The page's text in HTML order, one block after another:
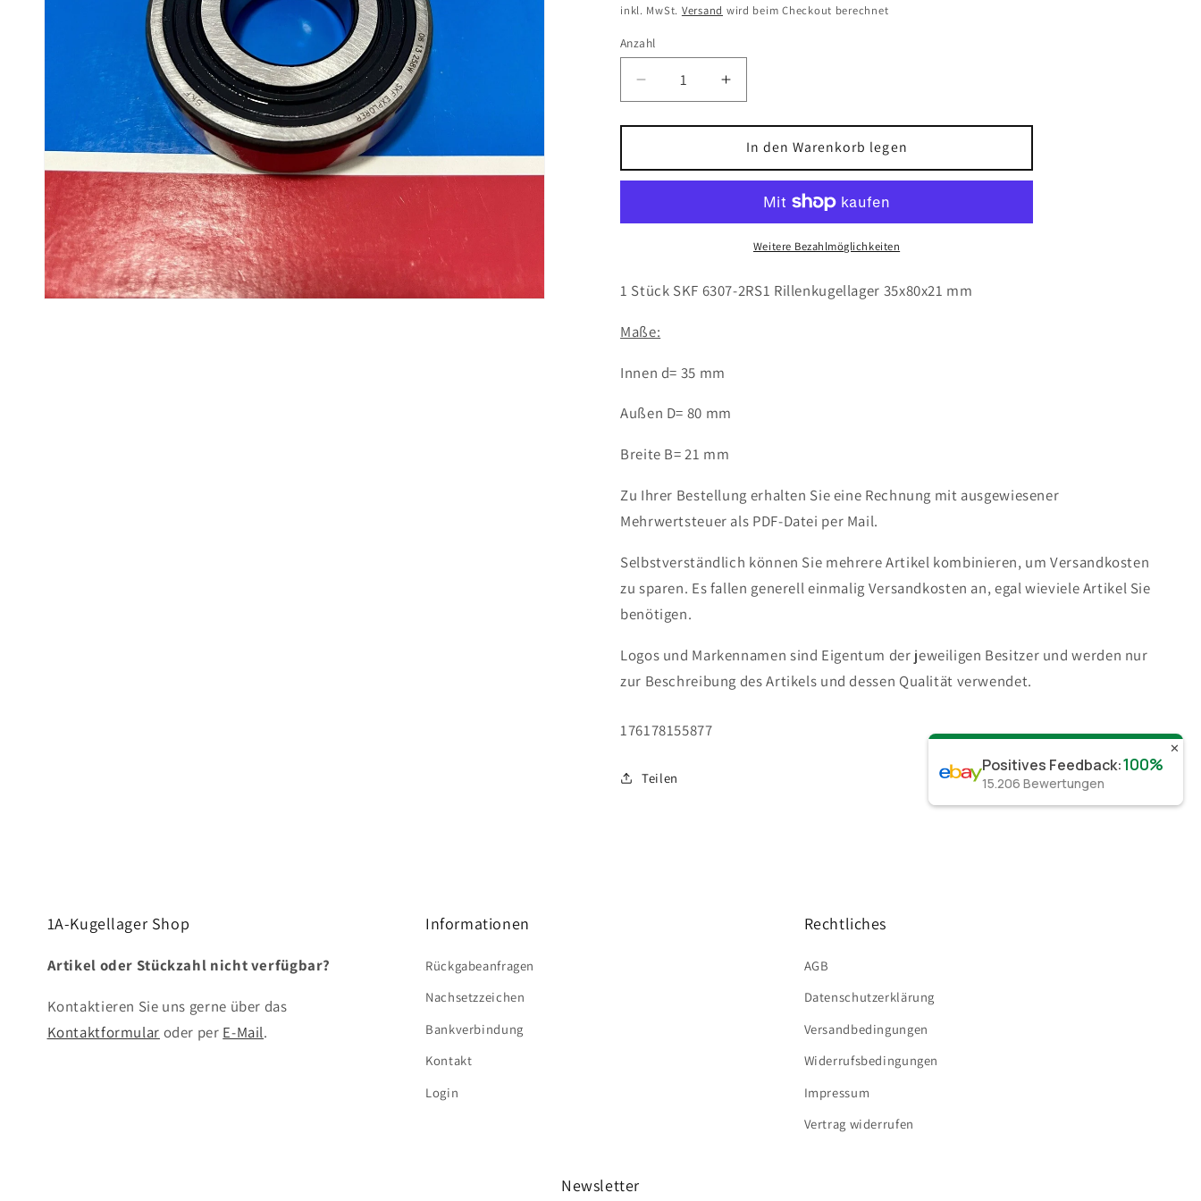
Preis
inkl. MwSt. Versand wird beim Checkout berechnet
Anzahl
Verringere
die
Menge
1x
SKF
6307-
35x80x21
Erhöhe
die
Menge
1x
SKF
Explorer
6307-
2RS1
35x80x21
In den Warenkorb legen
Weitere Bezahlmöglichkeiten
1 Stück SKF 6307-2RS1 Rillenkugellager 35x80x21 mm
Maße:
Innen d= 35 mm
Außen D= 80 mm
Breite B= 21 mm
Zu Ihrer Bestellung erhalten Sie eine Rechnung mit ausgewiesener
Mehrwertsteuer als PDF-Datei per Mail.
Selbstverständlich können Sie mehrere Artikel kombinieren, um Versandkosten
zu sparen. Es fallen generell einmalig Versandkosten an, egal wieviele Artikel Sie
benötigen.
Logos und Markennamen sind Eigentum der jeweiligen Besitzer und werden nur
zur Beschreibung des Artikels und dessen Qualität verwendet.
SKU:
176178155877
Teilen
✕
Positives Feedback:100%
15.206 Bewertungen
1A-Kugellager Shop
Artikel oder Stückzahl nicht verfügbar?
Kontaktieren Sie uns gerne über das
Kontaktformular oder per E-Mail.
Informationen
Rückgabeanfragen
Nachsetzzeichen
Bankverbindung
Kontakt
Login
Rechtliches
AGB
Datenschutzerklärung
Versandbedingungen
Widerrufsbedingungen
Impressum
Vertrag widerrufen
Newsletter